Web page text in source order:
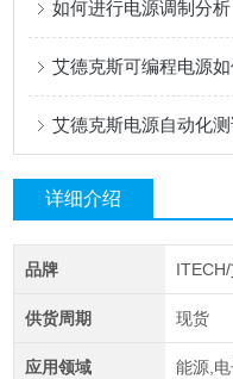
如何进行电源调制分析
艾德克斯可编程电源
艾德克斯电源自动化
详细介绍
品牌
供货周期 现货
应用领域 能源,